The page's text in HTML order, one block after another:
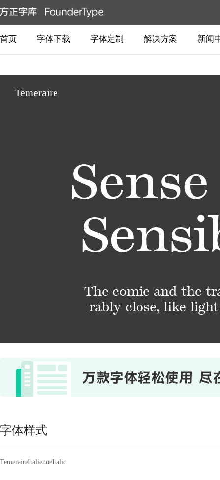
首页 字体下载 字体定制 解决方案 新闻
Temeraire
The comic and the
rably close, like
字体样式
TemeraireItalienneItalic